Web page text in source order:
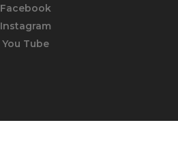
Facebook
Instagram
You Tube